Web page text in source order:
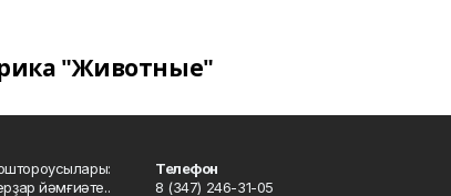
"Животные"
йәмғиәте..
Телефон
8 (347) 246-31-05